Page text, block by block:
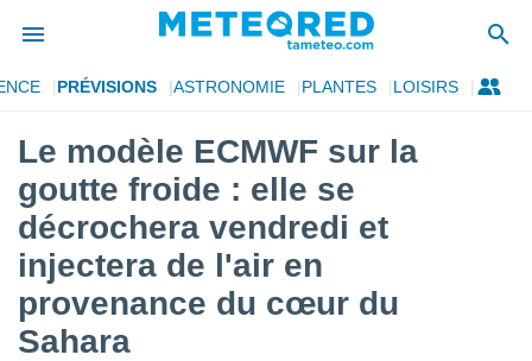
de
a
par
PRÉVISIONS ASTRONOMIE PLANTES LOISIRS
Le modèle ECMWF sur la
goutte froide : elle se
décrochera vendredi et
injectera de l'air en
provenance du cœur du
Sahara